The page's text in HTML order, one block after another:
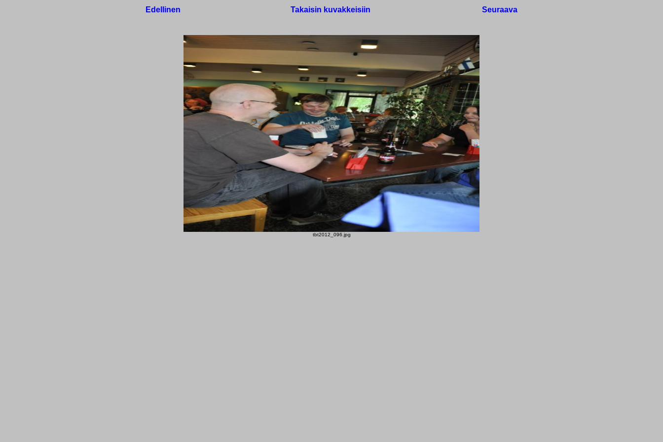
Edellinen Takaisin kuvakkeisiin Seuraava
tbt2012_096.jpg